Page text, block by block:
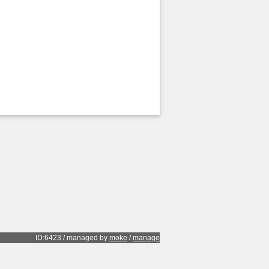
ID:6423 / managed by moke /manage